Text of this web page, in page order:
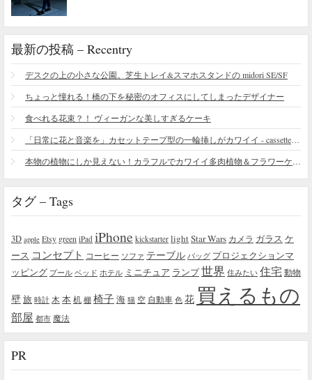
最新の投稿 – Recentry
デスクの上の小さな公園。芝生トレイ&スマホスタンドの midori SE/SF
ちょっと憧れる！橋の下を秘密のオフィスにしてしまったデザイナー
食べれる花束？！ ヴィーガンな美しすぎるケーキ
タグ – Tags
3D apple Etsy green iPad iPhone kickstarter lightStar Wars カメラ ガラス ケ
ース コンセプト コーヒー ソファ テーブル バッグ プロジェクションマ
ッピング プール ベッド ホテル ミニチュア ランプ世界 住みたい 住宅 動物
壁旅 時計 木 本机 棚 椅子海 猫 空 自動車 色 花 買えるもの
部屋 都市 魔法
PR